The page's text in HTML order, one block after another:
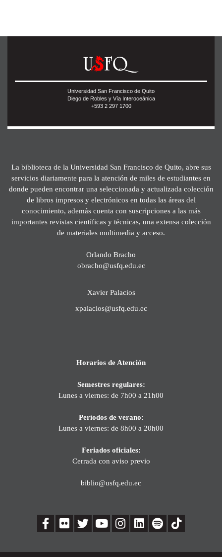
Universidad San Francisco de Quito
Diego de Robles y Vía Interoceánica
+593 2 297 1700
La biblioteca de la Universidad San Francisco de Quito, abre sus
servicios diariamente para la atención de miles de estudiantes en
donde pueden encontrar una seleccionada y actualizada colección
de libros impresos y electrónicos en todas las áreas del
conocimiento, además cuenta con suscripciones a las más
importantes revistas científicas y técnicas, una extensa colección
de materiales multimedia y acceso.
Orlando Bracho
obracho@usfq.edu.ec
Xavier Palacios
xpalacios@usfq.edu.ec
Horarios de Atención
Semestres regulares:
Lunes a viernes: de 7h00 a 21h00
Períodos de verano:
Lunes a viernes: de 8h00 a 20h00
Feriados oficiales:
Cerrada con aviso previo
biblio@usfq.edu.ec